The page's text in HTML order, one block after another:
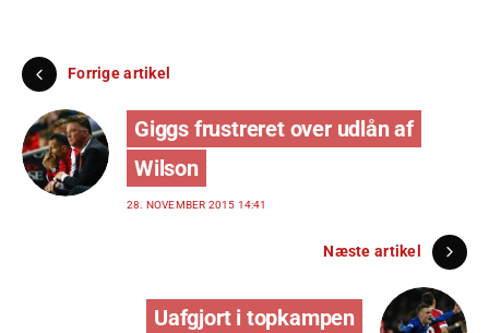
Forrige artikel
Giggs frustreret over udlån af
Wilson
28. NOVEMBER 2015 14:41
Næste artikel
Uafgjort i topkampen